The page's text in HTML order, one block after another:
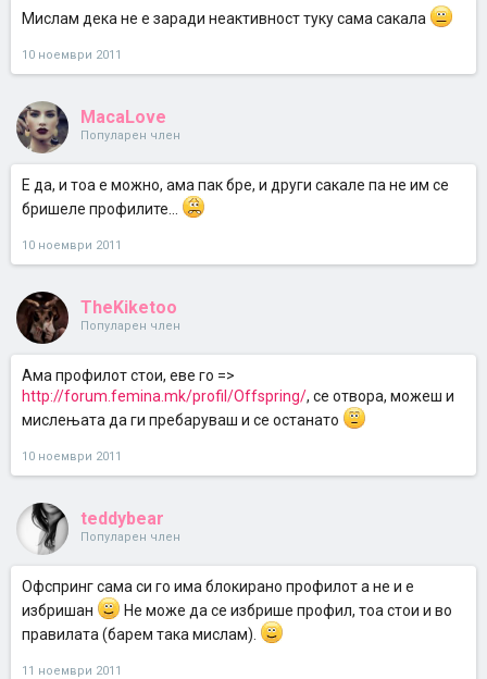
Мислам дека не е заради неактивност туку сама сакала
10 ноември 2011
MacaLove
Популарен член
Е да, и тоа е можно, ама пак бре, и други сакале па не им се
бришеле профилите...
10 ноември 2011
TheKiketoo
Популарен член
Ама профилот стои, еве го =>
http://forum.femina.mk/profil/Offspring/, се отвора, можеш и
мислењата да ги пребаруваш и се останато
10 ноември 2011
teddybear
Популарен член
Офспринг сама си го има блокирано профилот а не и е
избришан
Не може да се избрише профил, тоа стои и во
правилата (барем така мислам).
11 ноември 2011